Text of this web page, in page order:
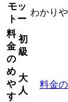
モッ
トー
わかり
料
金
の
め
や
す
初
級
大
人
料金